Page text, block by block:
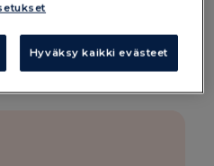
Hyväksy kaikki evästeet